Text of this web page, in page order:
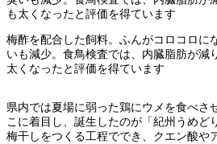
梅酢を配合した飼料。ふんがコロコロに
いも減少。食鳥検査では、内臓脂肪が減
太くなったと評価を得ています
県内では夏場に弱った鶏にウメを食べさ
こに着目し、誕生したのが「紀州うめど
梅干しをつくる工程ででき、クエン酸や